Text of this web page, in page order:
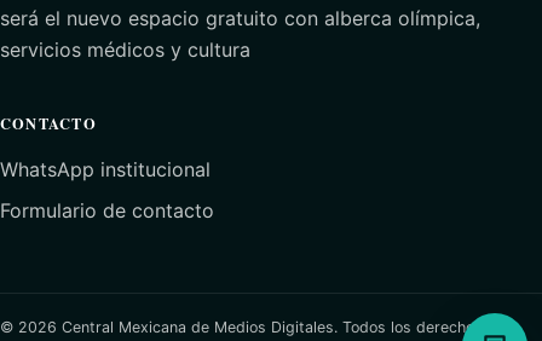
será el nuevo espacio gratuito con alberca olímpica,
servicios médicos y cultura
CONTACTO
WhatsApp institucional
Formulario de contacto
© 2026 Central Mexicana de Medios Digitales. Todos los derechos